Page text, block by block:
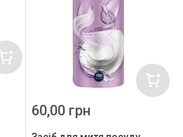
60,00 грн